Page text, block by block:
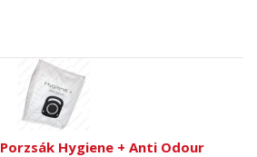
Hygiene + Anti Odour